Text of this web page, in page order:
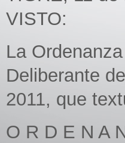
VISTO:
La
Deliberante
2011, que
O R D E N A